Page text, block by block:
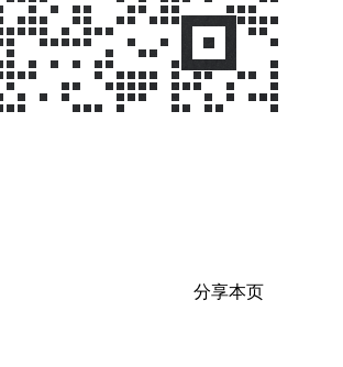
分享本页